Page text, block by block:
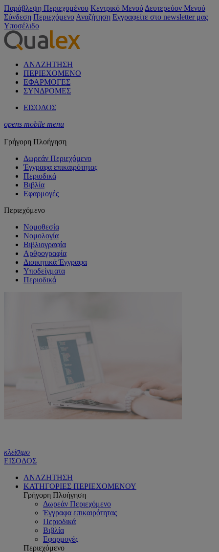
Παράβλεψη Περιεχομένου Κεντρικό Μενού Δευτερεύον Μενού
Σύνδεση Περιεχόμενο Αναζήτηση Εγγραφείτε στο newsletter μας
Υποσέλιδο
ΑΝΑΖΗΤΗΣΗ
ΠΕΡΙΕΧΟΜΕΝΟ
ΕΦΑΡΜΟΓΕΣ
ΣΥΝΔΡΟΜΕΣ
ΕΙΣΟΔΟΣ
opens mobile menu
Γρήγορη Πλοήγηση
Δωρεάν Περιεχόμενο
Έγγραφα επικαιρότητας
Περιοδικά
Βιβλία
Εφαρμογές
Περιεχόμενο
Νομοθεσία
Νομολογία
Βιβλιογραφία
Αρθρογραφία
Διοικητικά Έγγραφα
Υποδείγματα
Περιοδικά
κλείσιμο
ΕΙΣΟΔΟΣ
ΑΝΑΖΗΤΗΣΗ
ΚΑΤΗΓΟΡΙΕΣ ΠΕΡΙΕΧΟΜΕΝΟΥ
Γρήγορη Πλοήγηση
Δωρεάν Περιεχόμενο
Έγγραφα επικαιρότητας
Περιοδικά
Βιβλία
Εφαρμογές
Περιεχόμενο